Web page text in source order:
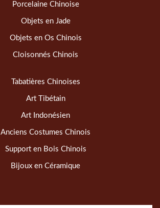
Porcelaine Chinoise
Objets en Jade
Objets en Os Chinois
Cloisonnés Chinois
Tabatières Chinoises
Art Tibétain
Art Indonésien
Anciens Costumes Chinois
Support en Bois Chinois
Bijoux en Céramique